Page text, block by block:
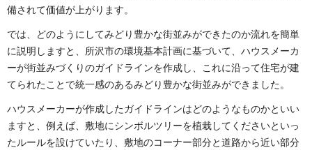
備されて価値が上がります。
では、どのようにしてみどり豊かな街並みができたのか流れを簡単
に説明しますと、所沢市の環境基本計画に基づいて、ハウスメーカ
ーが街並みづくりのガイドラインを作成し、これに沿って住宅が建
てられたことで統一感のあるみどり豊かな街並みができました。
ハウスメーカーが作成したガイドラインはどのようなものかといい
ますと、例えば、敷地にシンボルツリーを植栽してくださいといっ
たルールを設けていたり、敷地のコーナー部分と道路から近い部分